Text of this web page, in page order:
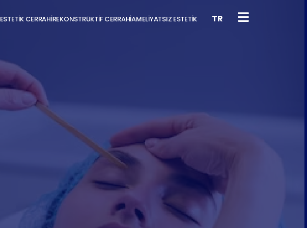
ESTETİK CERRAHİREKONSTRÜKTİF CERRAHİAMELİYATSIZ ESTETİK TR